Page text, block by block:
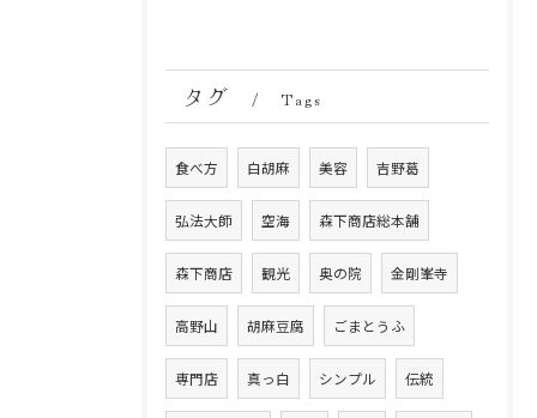
タグ Tags
食べ方 白胡麻 美容 吉野葛
弘法大師 空海 森下商店総本舗
森下商店 観光 奥の院 金剛峯寺
高野山 胡麻豆腐 ごまとうふ
専門店 真っ白 シンプル 伝統